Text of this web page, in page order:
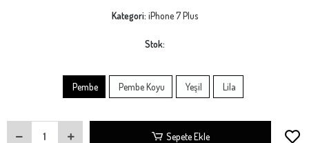
Kategori: iPhone 7 Plus
Stok:
Pembe Pembe Koyu Yeşil Lila
Sepete Ekle